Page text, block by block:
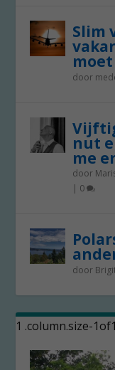
Slim
door
nut
me
door
| 0
door